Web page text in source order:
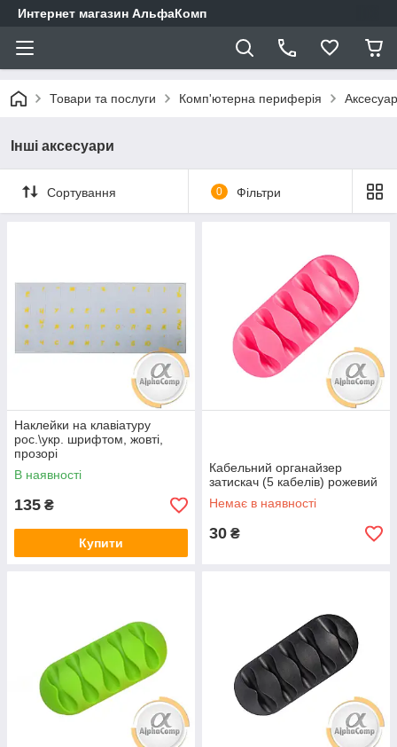
Интернет магазин АльфаКомп
Товари та послуги Комп'ютерна периферія
Інші аксесуари
Сортування 0 Фільтри
Наклейки на клавіатуру
рос.\укр. шрифтом, жовті,
прозорі
В наявності
135 ₴
Купити
Кабельний органайзер
затискач (5 кабелів) рожевий
Немає в наявності
30 ₴